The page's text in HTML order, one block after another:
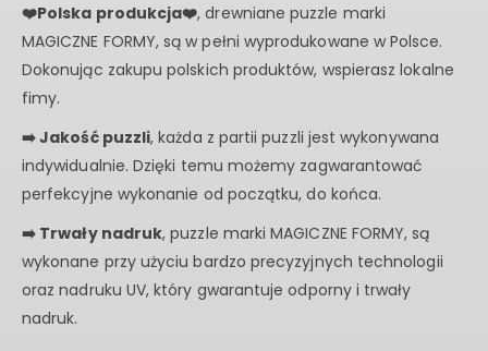
❤️Polska produkcja❤️, drewniane puzzle marki
MAGICZNE FORMY, są w pełni wyprodukowane w Polsce.
Dokonując zakupu polskich produktów, wspierasz lokalne
fimy.
➡️️ Jakość puzzli, każda z partii puzzli jest wykonywana
indywidualnie. Dzięki temu możemy zagwarantować
perfekcyjne wykonanie od początku, do końca.
➡️️ Trwały nadruk, puzzle marki MAGICZNE FORMY, są
wykonane przy użyciu bardzo precyzyjnych technologii
oraz nadruku UV, który gwarantuje odporny i trwały
nadruk.